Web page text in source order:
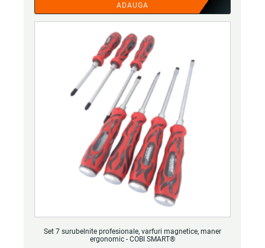
ADAUGA
Set 7 surubelnite profesionale, varfuri magnetice, maner
ergonomic - COBI SMART®